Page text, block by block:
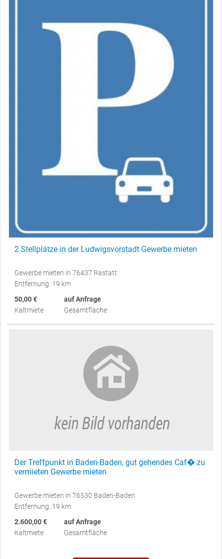
2 Stellplätze in der Ludwigsvorstadt Gewerbe mieten
Gewerbe mieten in 76437 Rastatt
Entfernung: 19 km
50,00 €
Kaltmiete
auf Anfrage
Gesamtfläche
Der Treffpunkt in Baden-Baden, gut gehendes Caf� zu
vermieten Gewerbe mieten
Gewerbe mieten in 76530 Baden-Baden
Entfernung: 19 km
2.600,00 €
Kaltmiete
auf Anfrage
Gesamtfläche